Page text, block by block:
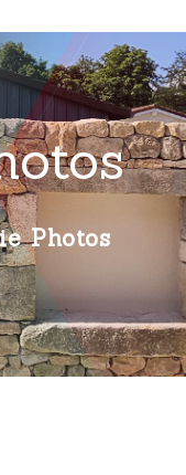
Photos